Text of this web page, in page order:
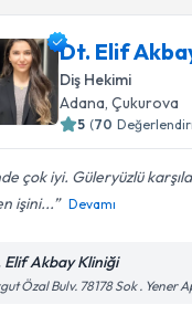
Dt. Elif
Diş Hekimi
Adana, Çukurova
5 (70
çok iyi. Güleryüzlü
işini...
Devamı
Elif Akbay Kliniği
Özal Bulv. 78178 Sok . Yener